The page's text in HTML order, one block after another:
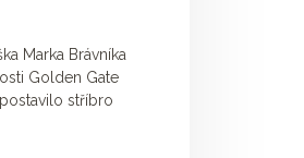
Marka Brávníka
Golden Gate
stříbro